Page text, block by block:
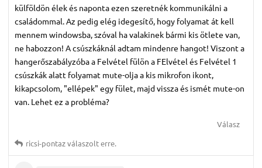
külföldön élek és naponta ezen szeretnék kommunikálni a
családommal. Az pedig elég idegesítő, hogy folyamat át kell
mennem windowsba, szóval ha valakinek bármi kis ötlete van,
ne habozzon! A csúszkáknál adtam mindenre hangot! Viszont a
hangerőszabályzóba a Felvétel fülön a FElvétel és Felvétel 1
csúszkák alatt folyamat mute-olja a kis mikrofon ikont,
kikapcsolom, "ellépek" egy fület, majd vissza és ismét mute-on
van. Lehet ez a probléma?
Válasz
ricsi-pontazválaszolt erre.